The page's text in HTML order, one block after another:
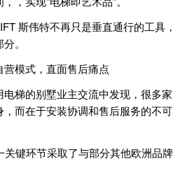
斯伟特不再只是垂直通行的工具，
。
模式，直面售后痛点
梯的别墅业主交流中发现，很多家
而在于安装协调和售后服务的不可
键环节采取了与部分其他欧洲品牌